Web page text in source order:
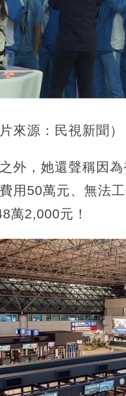
來源：民視新聞）
外，她還聲稱因
用50萬元、無法
萬2,000元！